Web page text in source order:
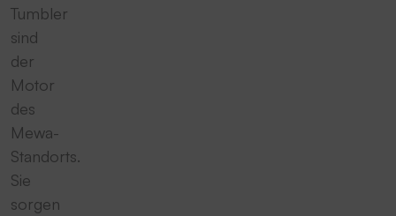
Tumbler
sind
der
Motor
des
Mewa-
Standorts.
Sie
sorgen